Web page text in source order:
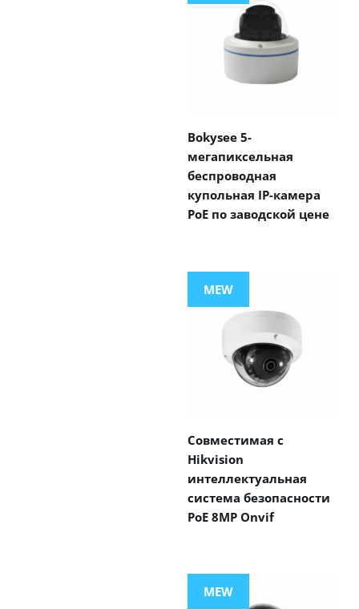
Bokysee 5-
мегапиксельная
беспроводная
купольная IP-камера
PoE по заводской цене
MEW
Совместимая с
Hikvision
интеллектуальная
система безопасности
PoE 8MP Onvif
MEW